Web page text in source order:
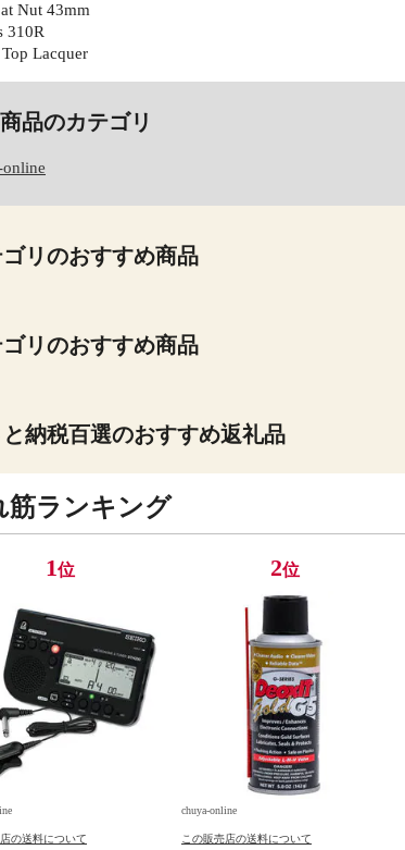
Nut 43mm
310R
Lacquer
品のカテゴリ
ゴリのおすすめ商品
リのおすすめ商品
納税百選のおすすめ返礼品
筋ランキング
1位
の送料について
2位
chuya-online
この販売店の送料について